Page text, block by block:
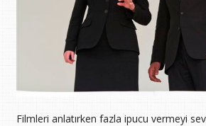
Filmleri anlatırken fazla ipucu vermeyi